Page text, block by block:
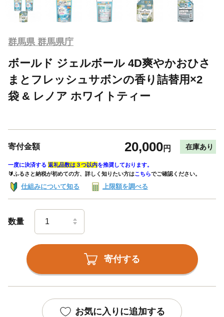
群馬県 群馬県庁
ボールド ジェルボール 4D爽やかおひさ
まとフレッシュサボンの香り詰替用×2
袋 & レノア ホワイトティー
寄付金額 20,000円 在庫あり
一度に決済する 返礼品数は３つ以内を推奨しております。
🔰ふるさと納税が初めての方、詳しく知りたい方はこちらでご確認ください。
仕組みについて知る 上限額を調べる
数量
寄付する
お気に入りに追加する